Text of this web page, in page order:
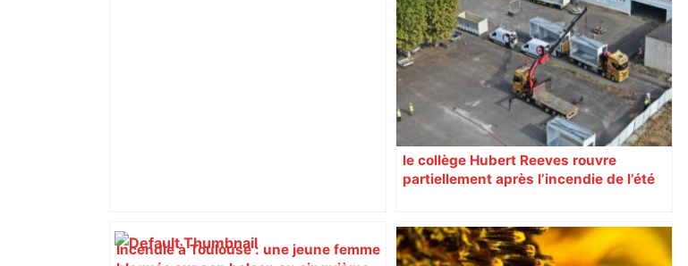
ans disparaît près de Toulouse : il est
retrouvé à des dizaines de kilomètres –
Actu.fr
Incendie à Toulouse : une jeune femme
le collège Hubert Reeves rouvre
partiellement après l’incendie de l’été